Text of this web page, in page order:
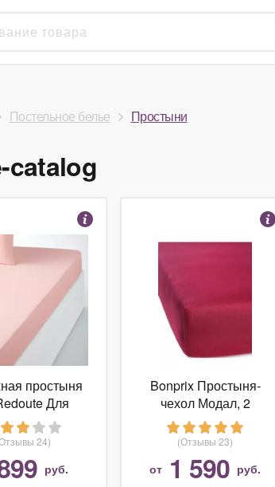
Постельное белье Простыни
catalog
простыня
Для
80 x 190 см
розовый
24)
руб.
Bonprix Простыня-
чехол Модал, 2
(150/200 см)
(Отзывы 23)
от 1 590 руб.